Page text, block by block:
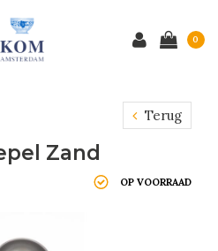
0
Terug
Zand
OP VOORRAAD